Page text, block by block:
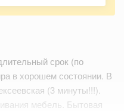
срок (по
в хорошем состоянии. В
(3 минуты!!!).
мебель. Бытовая